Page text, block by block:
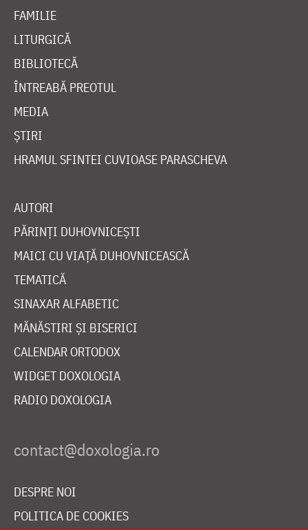
FAMILIE
LITURGICĂ
BIBLIOTECĂ
ÎNTREABĂ PREOTUL
MEDIA
ȘTIRI
HRAMUL SFINTEI CUVIOASE PARASCHEVA
AUTORI
PĂRINȚI DUHOVNICEȘTI
MAICI CU VIAȚĂ DUHOVNICEASCĂ
TEMATICĂ
SINAXAR ALFABETIC
MĂNĂSTIRI ȘI BISERICI
CALENDAR ORTODOX
WIDGET DOXOLOGIA
RADIO DOXOLOGIA
DESPRE NOI
POLITICA DE COOKIES